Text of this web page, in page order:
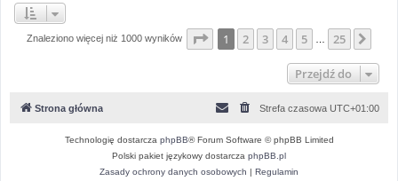
Znaleziono więcej niż 1000 wyników Strona z25
1 2 3 4 5 25
Przejdź do
Strona główna Strefa czasowa UTC+01:00
Technologię dostarcza phpBB® Forum Software © phpBB Limited
Polski pakiet językowy dostarcza phpBB.pl
Zasady ochrony danych osobowych | Regulamin